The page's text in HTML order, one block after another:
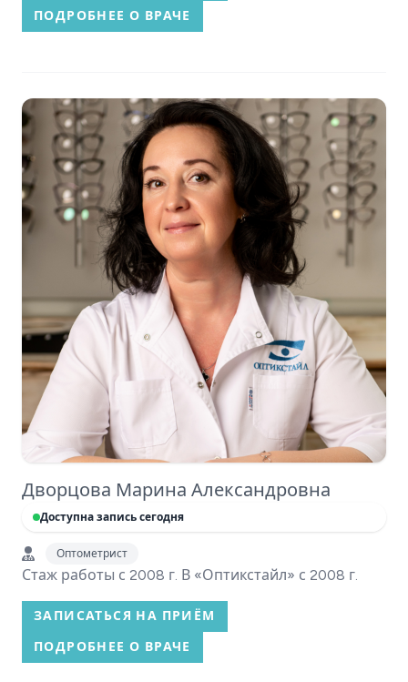
ПОДРОБНЕЕ О ВРАЧЕ
Дворцова Марина Александровна
Доступна запись сегодня
Оптометрист
Стаж работы с 2008 г. В «Оптикстайл» с 2008 г.
ЗАПИСАТЬСЯ НА ПРИЁМ
ПОДРОБНЕЕ О ВРАЧЕ